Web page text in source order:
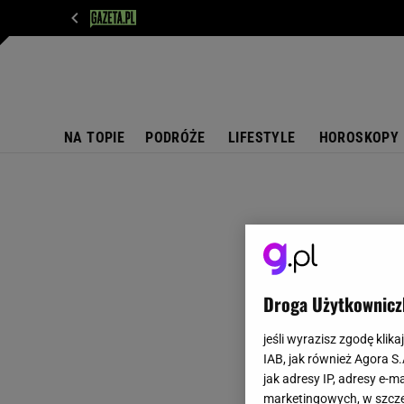
NA TOPIE PODRÓŻE LIFESTYLE HOROSKOPY
Droga
jeśli wyrazisz zgodę
IAB, jak również Agora
jak adresy IP, adresy e-
marketingowych, w